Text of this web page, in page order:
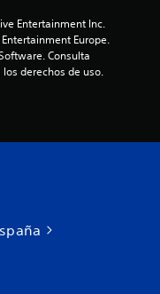
Entertainment Inc.
Europe.
Consulta
derechos de uso.